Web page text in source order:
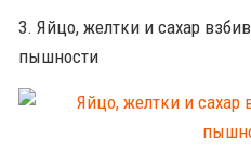
3. Яйцо, желтки и сахар
пышности